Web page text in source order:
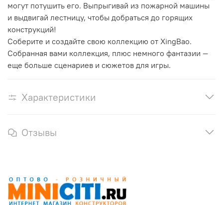
могут потушить его. Выпрыгивай из пожарной машины
и выдвигай лестницу, чтобы добраться до горящих
конструкций!
Соберите и создайте свою коллекцию от XingBao.
Собранная вами коллекция, плюс немного фантазии —
еще больше сценариев и сюжетов для игры.
Характеристики
Отзывы